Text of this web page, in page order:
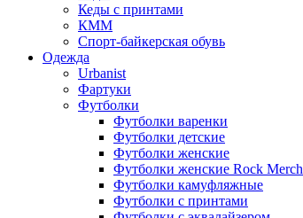
Кеды с принтами
КММ
Спорт-байкерская обувь
Одежда
Urbanist
Фартуки
Футболки
Футболки варенки
Футболки детские
Футболки женские
Футболки женские Rock Merch
Футболки камуфляжные
Футболки с принтами